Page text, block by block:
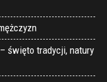
święto tradycji, natury